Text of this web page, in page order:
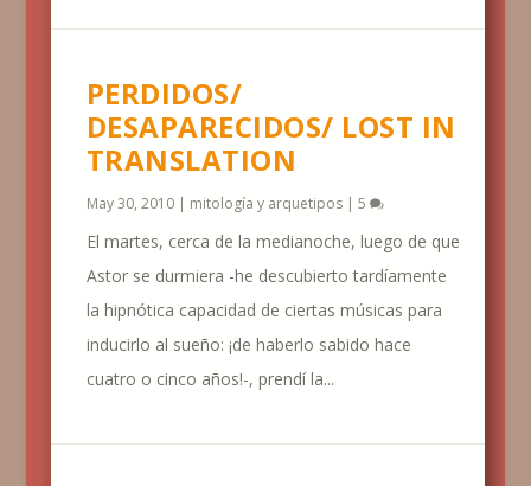
PERDIDOS/
DESAPARECIDOS/ LOST IN
TRANSLATION
May 30, 2010| mitología y arquetipos| 5
El martes, cerca de la medianoche, luego de que
Astor se durmiera -he descubierto tardíamente
la hipnótica capacidad de ciertas músicas para
inducirlo al sueño: ¡de haberlo sabido hace
cuatro o cinco años!-, prendí la...